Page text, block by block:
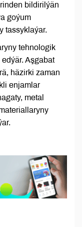
bildirilýän
goýum
tassyklaýar.
tehnologik
Aşgabat
häzirki zaman
enjamlar
metal